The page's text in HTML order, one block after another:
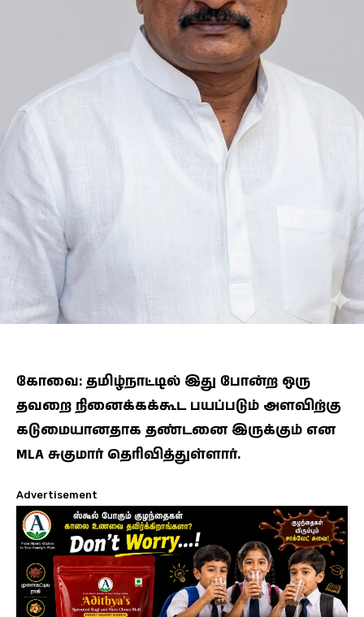
கோவை: தமிழ்நாட்டில் இது போன்ற ஒரு
தவறை நினைக்கக்கூட பயப்படும் அளவிற்கு
கடுமையானதாக தண்டனை இருக்கும் என
MLA சுகுமார் தெரிவித்துள்ளார்.
Advertisement